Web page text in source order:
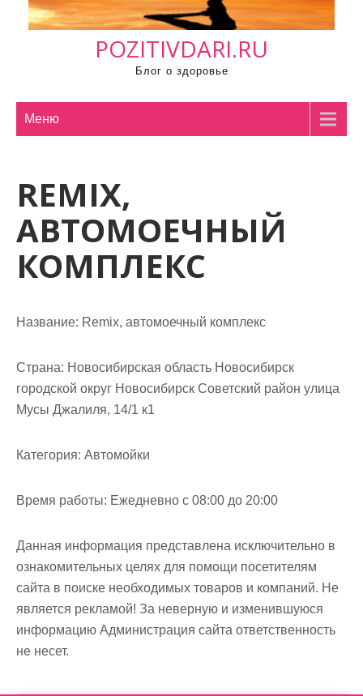
POZITIVDARI.RU
Блог о здоровье
Меню
REMIX,
АВТОМОЕЧНЫЙ
КОМПЛЕКС
Название: Remix, автомоечный комплекс
Страна: Новосибирская область Новосибирск
городской округ Новосибирск Советский район улица
Мусы Джалиля, 14/1 к1
Категория: Автомойки
Время работы: Ежедневно с 08:00 до 20:00
Данная информация представлена исключительно в
ознакомительных целях для помощи посетителям
сайта в поиске необходимых товаров и компаний. Не
является рекламой! За неверную и изменившуюся
информацию Администрация сайта ответственность
не несет.